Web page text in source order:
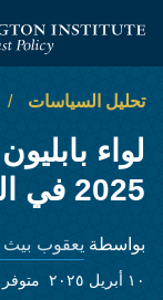
معهد واشنطن
تحليل السياسات
لواء
2025 في المناطق المسيحية
بواسطة يعقوب
١٠ أبريل ٢٠٢٥ متوفر